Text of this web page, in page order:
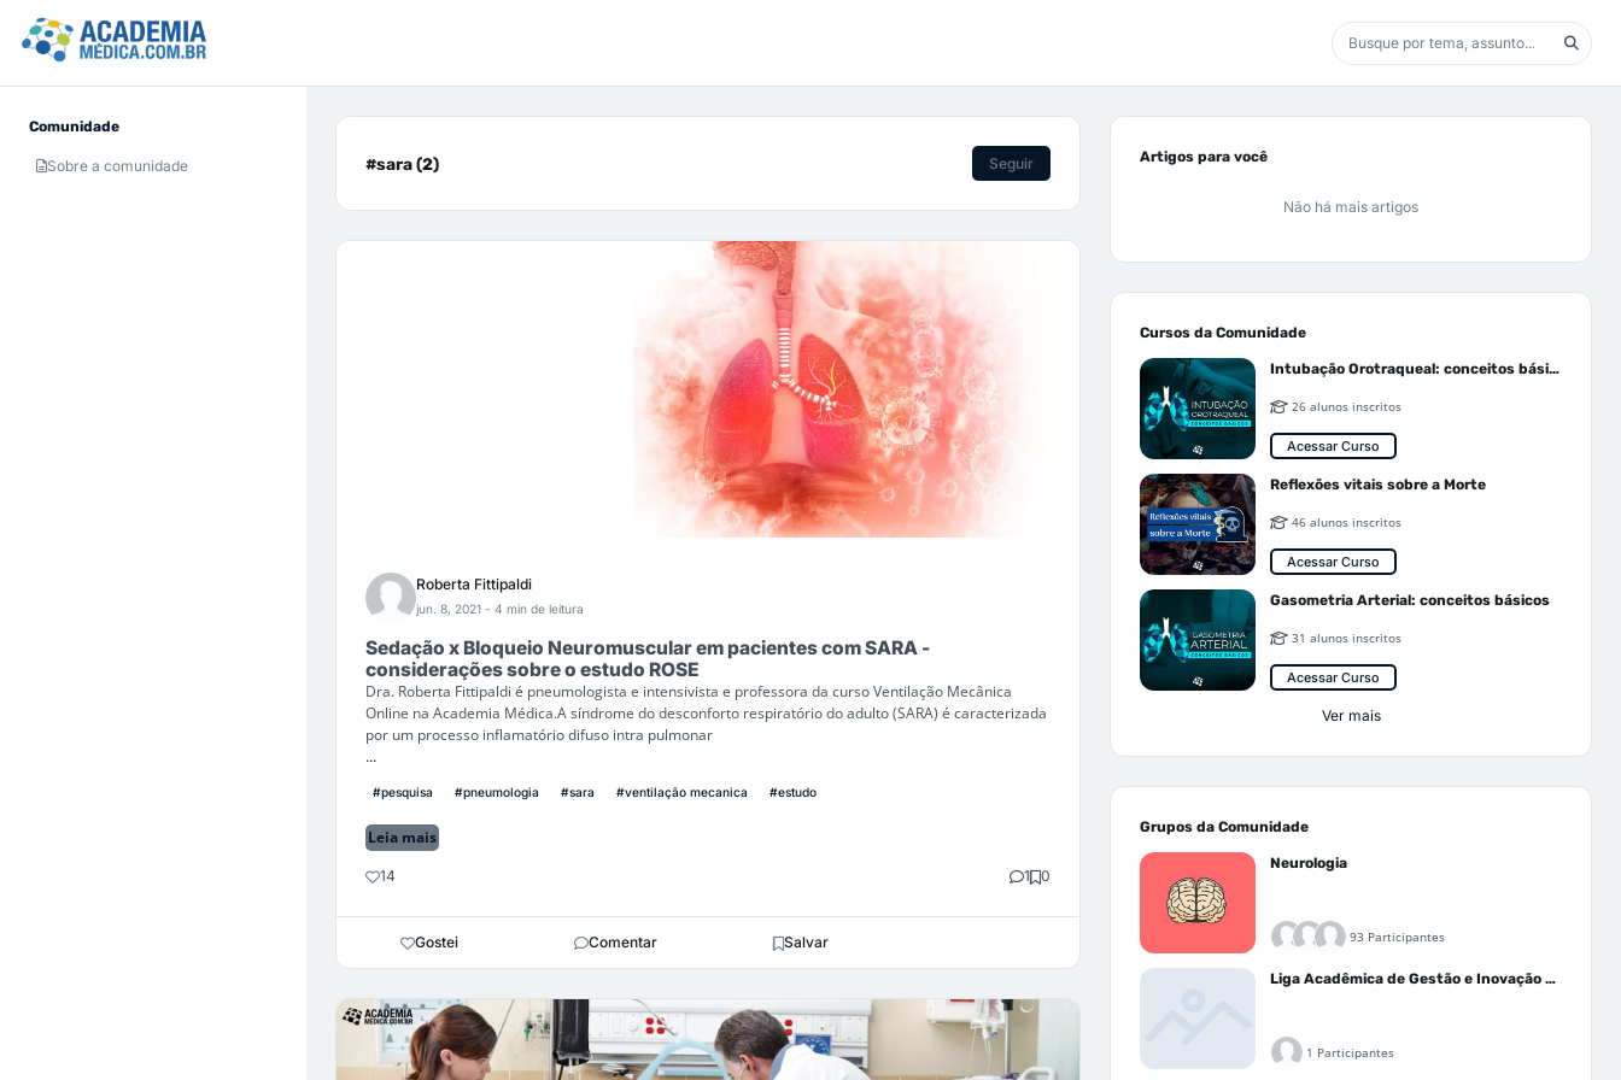
Comunidade
Sobre a comunidade #sara (2) Seguir
Roberta Fittipaldi
jun. 8, 2021 - 4 min de leitura
Sedação x Bloqueio Neuromuscular em pacientes com SARA -
considerações sobre o estudo ROSE
Dra. Roberta Fittipaldi é pneumologista e intensivista e professora da curso Ventilação Mecânica
Online na Academia Médica.A síndrome do desconforto respiratório do adulto (SARA) é caracterizada
por um processo inflamatório difuso intra pulmonar
...
#pesquisa #pneumologia #sara #ventilação mecanica #estudo
Leia mais
14 1 0
Gostei Comentar Salvar
Artigos para você
Não há mais artigos
Cursos da Comunidade
Intubação Orotraqueal: conceitos básicos
26 alunos inscritos
Acessar Curso
Reflexões vitais sobre a Morte
46 alunos inscritos
Acessar Curso
Gasometria Arterial: conceitos básicos
31 alunos inscritos
Acessar Curso
Ver mais
Grupos da Comunidade
Neurologia
93 Participantes
Liga Acadêmica de Gestão e Inovação Médica - LAGIM
1 Participantes